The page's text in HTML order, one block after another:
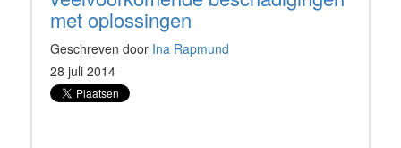
met oplossingen
Geschreven door Ina Rapmund
28 juli 2014